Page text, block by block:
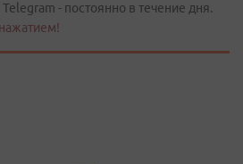
- постоянно в течение дня.